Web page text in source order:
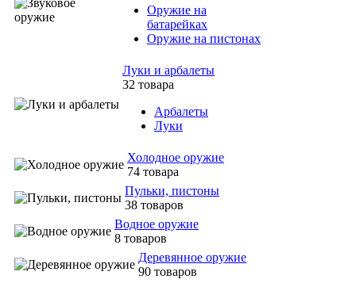
Оружие на
батарейках
Оружие на пистонах
Луки и арбалеты
32 товара
Арбалеты
Луки
Холодное оружие
74 товара
Пульки, пистоны
38 товаров
Водное оружие
8 товаров
Деревянное оружие
90 товаров